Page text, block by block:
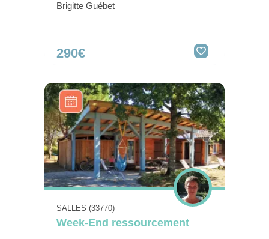
Brigitte Guébet
290€
SALLES (33770)
Week-End ressourcement